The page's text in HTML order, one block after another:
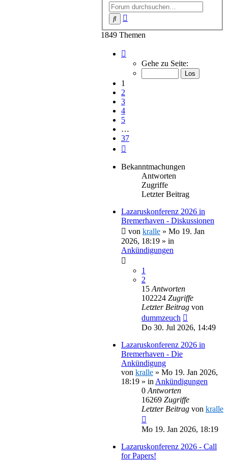
Suche
1849 Themen
von
Gehe zu Seite:
1
2
3
4
5
…
37
Bekanntmachungen
Antworten
Zugriffe
Letzter Beitrag
Lazaruskonferenz 2026 in
Bremerhaven - Diskussionen
von kralle » Mo 19. Jan
2026, 18:19 » in
Ankündigungen
1
2
15 Antworten
102224 Zugriffe
Letzter Beitrag von
dummzeuch
Do 30. Jul 2026, 14:49
Lazaruskonferenz 2026 in
Bremerhaven - Die
Ankündigung
von kralle » Mo 19. Jan 2026,
18:19 » in Ankündigungen
0 Antworten
16269 Zugriffe
Letzter Beitrag von kralle
Mo 19. Jan 2026, 18:19
Lazaruskonferenz 2026 - Call
for Papers!